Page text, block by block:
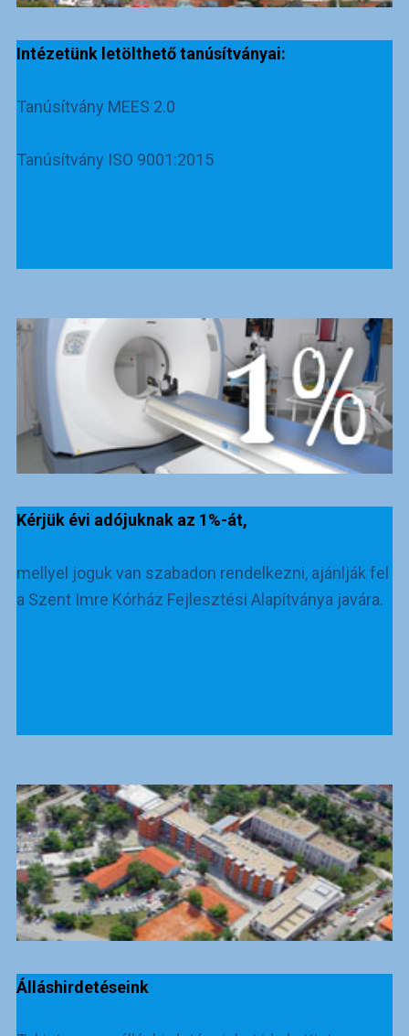
Intézetünk letölthető tanúsítványai:
Tanúsítvány MEES 2.0
Tanúsítvány ISO 9001:2015
Kérjük évi adójuknak az 1%-át,
mellyel joguk van szabadon rendelkezni, ajánlják fel
a Szent Imre Kórház Fejlesztési Alapítványa javára.
Álláshirdetéseink